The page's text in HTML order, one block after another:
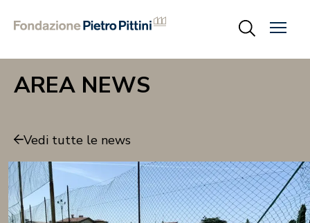
AREA NEWS
Vedi tutte le news